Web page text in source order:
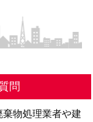
問
物処理業者や建